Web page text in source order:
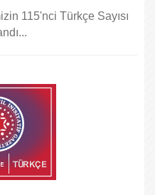
115'nci Türkçe Sayısı